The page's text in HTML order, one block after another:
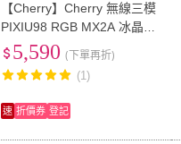
【Cherry】Cherry 無線三模
PIXIU98 RGB MX2A 冰晶雪
霧 白 茶軸(98 RGB 無線 熱
插拔 機械鍵盤 MX2A 電競)
5,590 (下單再折)
(1)
速 折價券 登記